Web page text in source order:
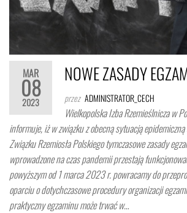
MAR
08
2023
NOWE ZASADY
przez ADMINISTRATOR_CECH
Wielkopolska Izba Rzemieślnicza w
informuje, iż w związku z obecną sytuacją
Związku Rzemiosła Polskiego tymczasowe zasady
wprowadzone na czas pandemii przestają
powyższym od 1 marca 2023 r. powracamy do
oparciu o dotychczasowe procedury organizacji
praktyczny egzaminu może trwać w…